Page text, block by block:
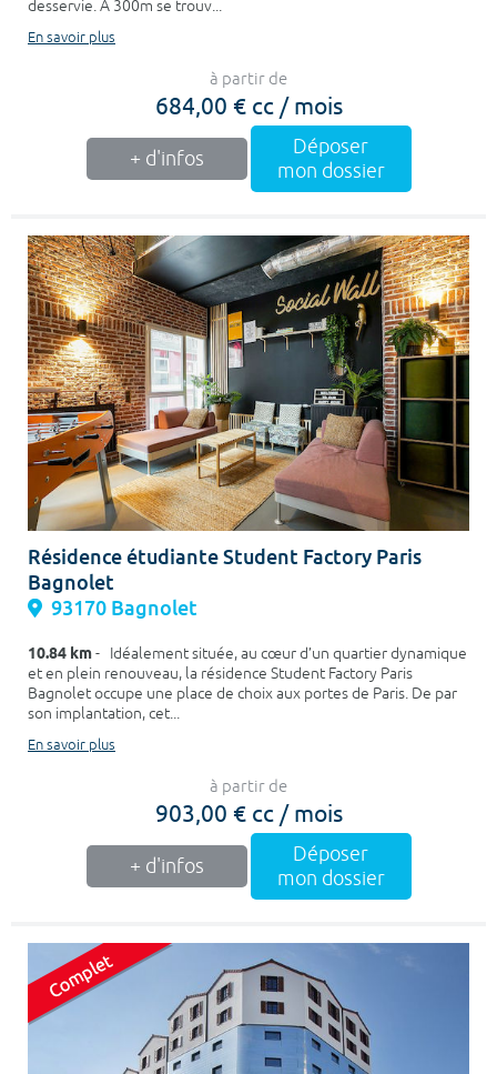
desservie. À 300m se trouv...
En savoir plus
à partir de
684,00 € cc / mois
+ d'infos
Déposer
mon dossier
Résidence étudiante Student Factory Paris
Bagnolet
93170 Bagnolet
10.84 km- Idéalement située, au cœur d’un quartier dynamique
et en plein renouveau, la résidence Student Factory Paris
Bagnolet occupe une place de choix aux portes de Paris. De par
son implantation, cet...
En savoir plus
à partir de
903,00 € cc / mois
+ d'infos
Déposer
mon dossier